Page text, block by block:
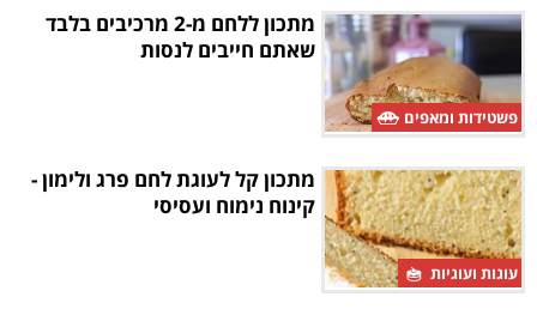
פשטידות ומאפים
מתכון ללחם מ-2 מרכיבים בלבד
שאתם חייבים לנסות
עוגות ועוגיות
מתכון קל לעוגת לחם פרג ולימון -
קינוח נימוח ועסיסי